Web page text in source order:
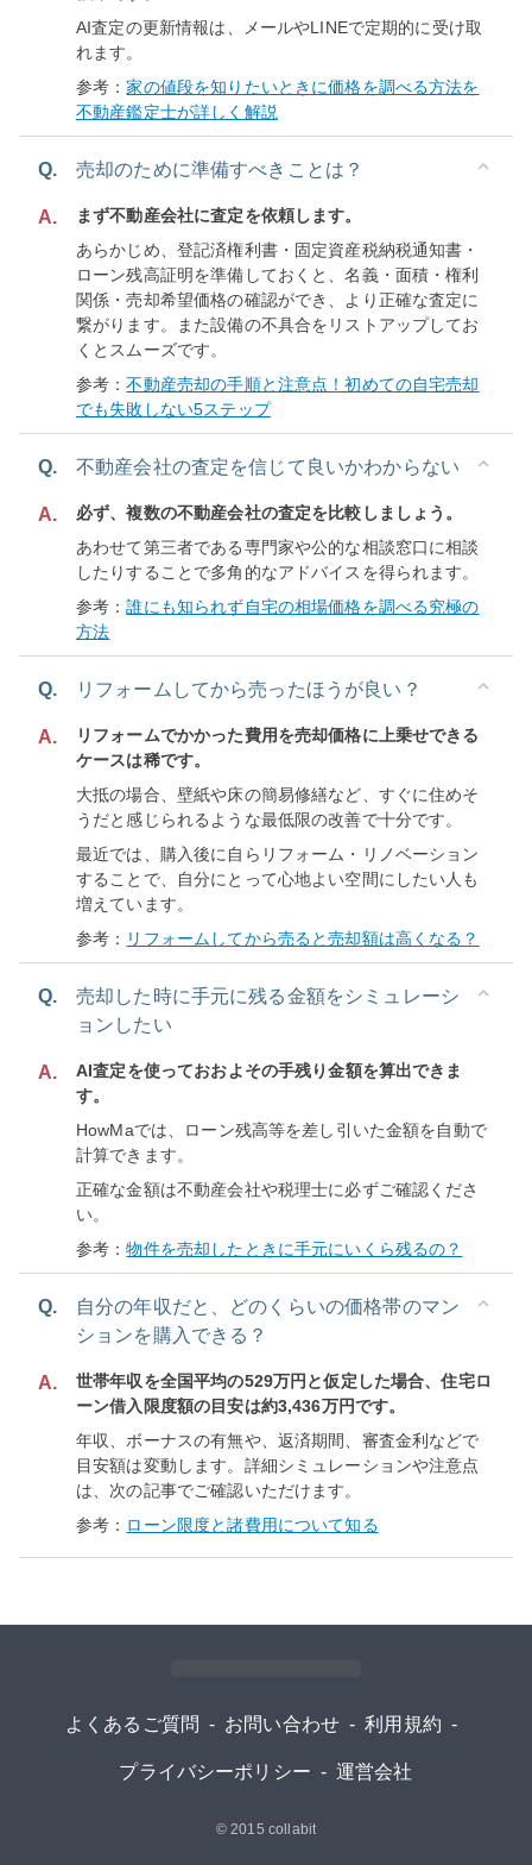
AI査定の更新情報は、メールやLINEで定期的に受け取
れます。
参考：家の値段を知りたいときに価格を調べる方法を
不動産鑑定士が詳しく解説
Q. 売却のために準備すべきことは？
A.
まず不動産会社に査定を依頼します。
あらかじめ、登記済権利書・固定資産税納税通知書・
ローン残高証明を準備しておくと、名義・面積・権利
関係・売却希望価格の確認ができ、より正確な査定に
繋がります。また設備の不具合をリストアップしてお
くとスムーズです。
参考：不動産売却の手順と注意点！初めての自宅売却
でも失敗しない5ステップ
Q. 不動産会社の査定を信じて良いかわからない
A.
必ず、複数の不動産会社の査定を比較しましょう。
あわせて第三者である専門家や公的な相談窓口に相談
したりすることで多角的なアドバイスを得られます。
参考：誰にも知られず自宅の相場価格を調べる究極の
方法
Q. リフォームしてから売ったほうが良い？
A.
リフォームでかかった費用を売却価格に上乗せできる
ケースは稀です。
大抵の場合、壁紙や床の簡易修繕など、すぐに住めそ
うだと感じられるような最低限の改善で十分です。
最近では、購入後に自らリフォーム・リノベーション
することで、自分にとって心地よい空間にしたい人も
増えています。
参考： リフォームしてから売ると売却額は高くなる？
Q.
売却した時に手元に残る金額をシミュレーシ
ョンしたい
A.
AI査定を使っておおよその手残り金額を算出できま
す。
HowMaでは、ローン残高等を差し引いた金額を自動で
計算できます。
正確な金額は不動産会社や税理士に必ずご確認くださ
い。
参考：物件を売却したときに手元にいくら残るの？
Q.
自分の年収だと、どのくらいの価格帯のマン
ションを購入できる？
A.
世帯年収を全国平均の529万円と仮定した場合、住宅ロ
ーン借入限度額の目安は約3,436万円です。
年収、ボーナスの有無や、返済期間、審査金利などで
目安額は変動します。詳細シミュレーションや注意点
は、次の記事でご確認いただけます。
参考： ローン限度と諸費用について知る
よくあるご質問 - お問い合わせ - 利用規約 -
プライバシーポリシー - 運営会社
© 2015 collabit